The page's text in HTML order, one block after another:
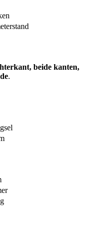
beide kanten,
.